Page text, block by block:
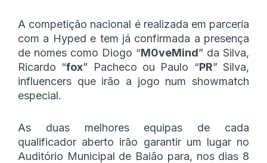
A competição nacional é realizada em parceria
com a Hyped e tem já confirmada a presença
de nomes como Diogo “M0veMind” da Silva,
Ricardo “fox” Pacheco ou Paulo “PR” Silva,
influencers que irão a jogo num showmatch
especial.
As duas melhores equipas de cada
qualificador aberto irão garantir um lugar no
Auditório Municipal de Baião para, nos dias 8